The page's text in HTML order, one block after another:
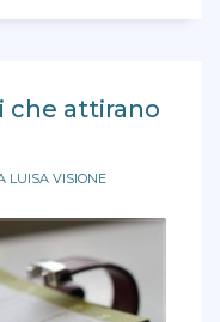
che attirano
LUISA VISIONE